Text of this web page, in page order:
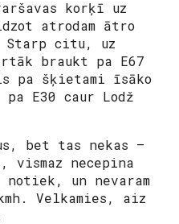
korķī uz
atrodam ātro
Starp citu, uz
braukt pa E67
pa šķietami īsāko
E30 caur Lodž
bet tas nekas –
vismaz necepina
notiek, un nevaram
Velkamies, aiz